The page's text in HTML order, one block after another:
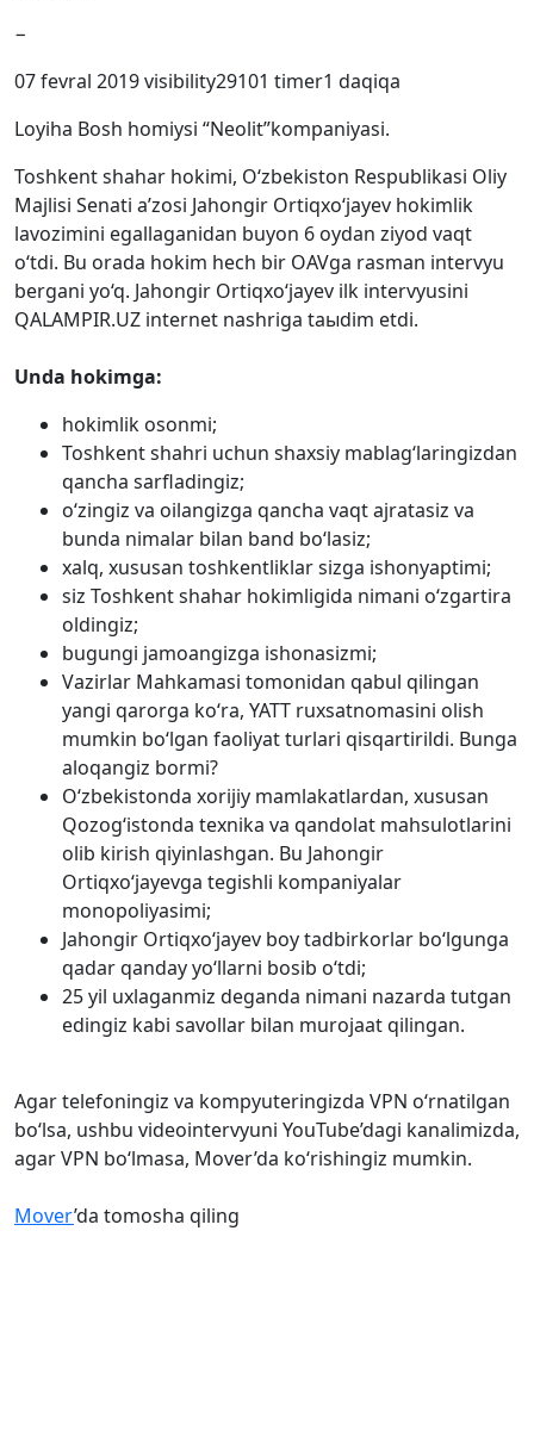
−
07 fevral 2019visibility29101 timer1 daqiqa
Loyiha Bosh homiysi “Neolit”kompaniyasi.
Toshkent shahar hokimi, O‘zbekiston Respublikasi Oliy
Majlisi Senati a’zosi Jahongir Ortiqxo‘jayev hokimlik
lavozimini egallaganidan buyon 6 oydan ziyod vaqt
o‘tdi. Bu orada hokim hech bir OAVga rasman intervyu
bergani yo‘q. Jahongir Ortiqxo‘jayev ilk intervyusini
QALAMPIR.UZ internet nashriga taыdim etdi.
Unda hokimga:
hokimlik osonmi;
Toshkent shahri uchun shaxsiy mablag‘laringizdan
qancha sarfladingiz;
o‘zingiz va oilangizga qancha vaqt ajratasiz va
bunda nimalar bilan band bo‘lasiz;
xalq, xususan toshkentliklar sizga ishonyaptimi;
siz Toshkent shahar hokimligida nimani o‘zgartira
oldingiz;
bugungi jamoangizga ishonasizmi;
Vazirlar Mahkamasi tomonidan qabul qilingan
yangi qarorga ko‘ra, YATT ruxsatnomasini olish
mumkin bo‘lgan faoliyat turlari qisqartirildi. Bunga
aloqangiz bormi?
O‘zbekistonda xorijiy mamlakatlardan, xususan
Qozog‘istonda texnika va qandolat mahsulotlarini
olib kirish qiyinlashgan. Bu Jahongir
Ortiqxo‘jayevga tegishli kompaniyalar
monopoliyasimi;
Jahongir Ortiqxo‘jayev boy tadbirkorlar bo‘lgunga
qadar qanday yo‘llarni bosib o‘tdi;
25 yil uxlaganmiz deganda nimani nazarda tutgan
edingiz kabi savollar bilan murojaat qilingan.
Agar telefoningiz va kompyuteringizda VPN o‘rnatilgan
bo‘lsa, ushbu videointervyuni YouTube’dagi kanalimizda,
agar VPN bo‘lmasa, Mover’da ko‘rishingiz mumkin.
Mover’da tomosha qiling